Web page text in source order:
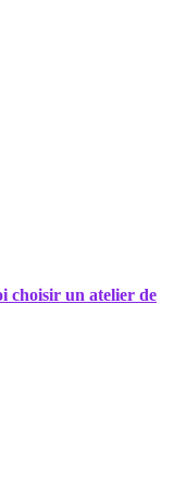
choisir un atelier de